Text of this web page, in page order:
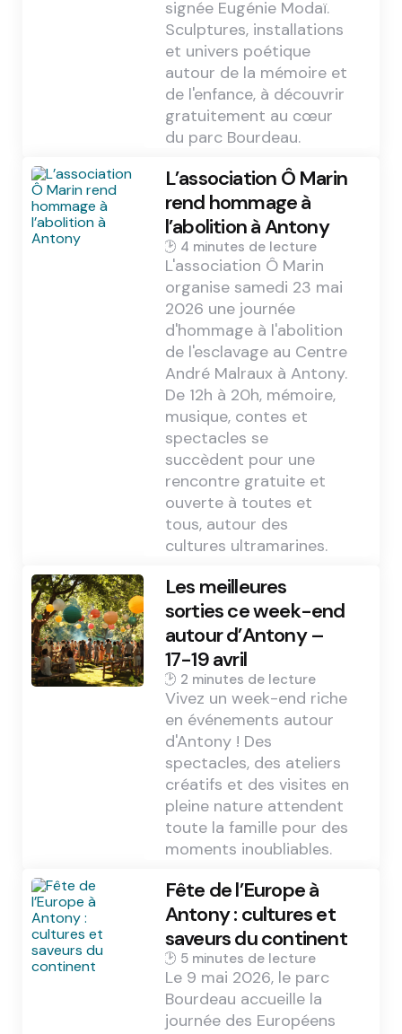
signée Eugénie Modaï.
Sculptures, installations
et univers poétique
autour de la mémoire et
de l'enfance, à découvrir
gratuitement au cœur
du parc Bourdeau.
L’association Ô Marin
rend hommage à
l’abolition à Antony
4 min
L'association Ô Marin
organise samedi 23 mai
2026 une journée
d'hommage à l'abolition
de l'esclavage au Centre
André Malraux à Antony.
De 12h à 20h, mémoire,
musique, contes et
spectacles se
succèdent pour une
rencontre gratuite et
ouverte à toutes et
tous, autour des
cultures ultramarines.
Les meilleures
sorties ce week-end
autour d’Antony –
17-19 avril
2 min
Vivez un week-end riche
en événements autour
d'Antony ! Des
spectacles, des ateliers
créatifs et des visites en
pleine nature attendent
toute la famille pour des
moments inoubliables.
Fête de l’Europe à
Antony : cultures et
saveurs du continent
5 min
Le 9 mai 2026, le parc
Bourdeau accueille la
journée des Européens